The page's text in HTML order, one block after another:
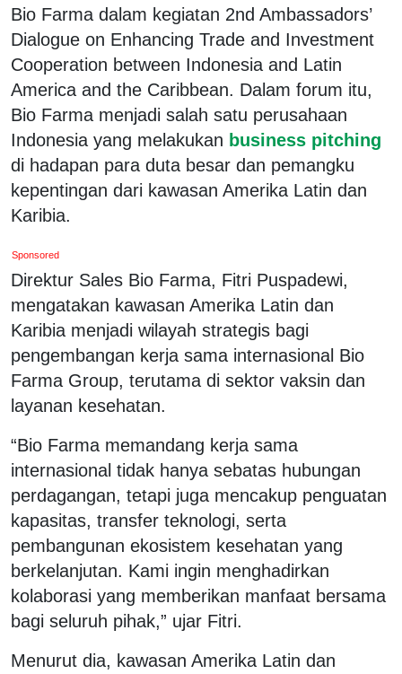
Bio Farma dalam kegiatan 2nd Ambassadors’
Dialogue on Enhancing Trade and Investment
Cooperation between Indonesia and Latin
America and the Caribbean. Dalam forum itu,
Bio Farma menjadi salah satu perusahaan
Indonesia yang melakukan business pitching
di hadapan para duta besar dan pemangku
kepentingan dari kawasan Amerika Latin dan
Karibia.
Sponsored
Direktur Sales Bio Farma, Fitri Puspadewi,
mengatakan kawasan Amerika Latin dan
Karibia menjadi wilayah strategis bagi
pengembangan kerja sama internasional Bio
Farma Group, terutama di sektor vaksin dan
layanan kesehatan.
“Bio Farma memandang kerja sama
internasional tidak hanya sebatas hubungan
perdagangan, tetapi juga mencakup penguatan
kapasitas, transfer teknologi, serta
pembangunan ekosistem kesehatan yang
berkelanjutan. Kami ingin menghadirkan
kolaborasi yang memberikan manfaat bersama
bagi seluruh pihak,” ujar Fitri.
Menurut dia, kawasan Amerika Latin dan